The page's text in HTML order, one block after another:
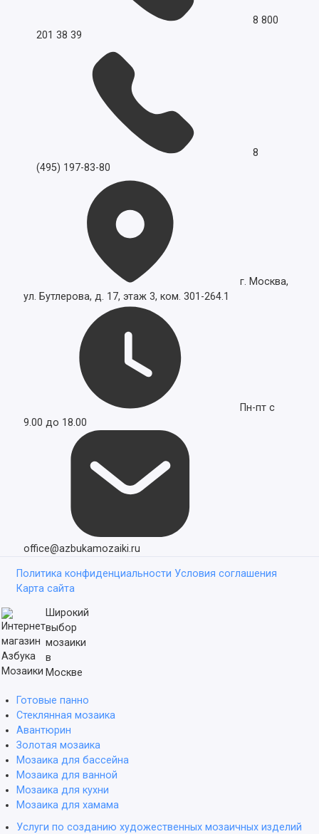
8 800
201 38 39
8
(495) 197-83-80
г. Москва,
ул. Бутлерова, д. 17, этаж 3, ком. 301-264.1
Пн-пт с
9.00 до 18.00
office@azbukamozaiki.ru
Политика конфиденциальности Условия соглашения
Карта сайта
Широкий
выбор
мозаики
в
Москве
Готовые панно
Стеклянная мозаика
Авантюрин
Золотая мозаика
Мозаика для бассейна
Мозаика для ванной
Мозаика для кухни
Мозаика для хамама
Услуги по созданию художественных мозаичных изделий